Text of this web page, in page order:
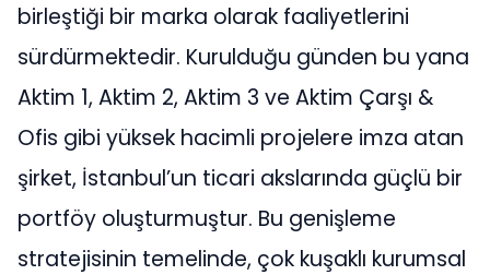
birleştiği bir marka olarak faaliyetlerini
sürdürmektedir. Kurulduğu günden bu yana
Aktim 1, Aktim 2, Aktim 3 ve Aktim Çarşı &
Ofis gibi yüksek hacimli projelere imza atan
şirket, İstanbul’un ticari akslarında güçlü bir
portföy oluşturmuştur. Bu genişleme
stratejisinin temelinde, çok kuşaklı kurumsal